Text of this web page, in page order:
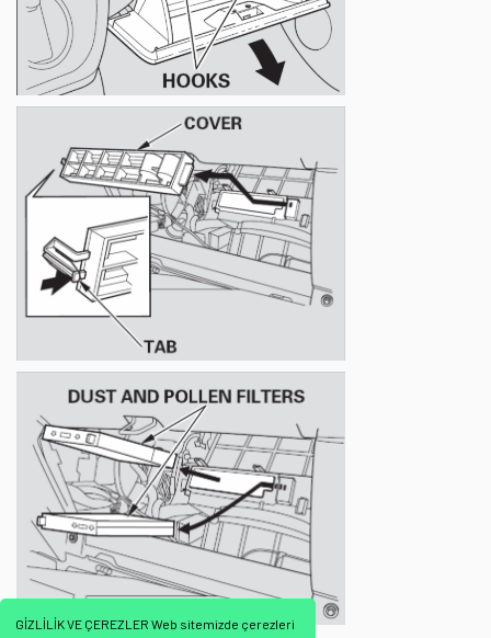
GİZLİLİK VE ÇEREZLER Web sitemizde çerezleri